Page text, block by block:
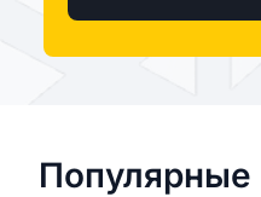
Популярные